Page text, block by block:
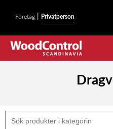
Företag Privatperson